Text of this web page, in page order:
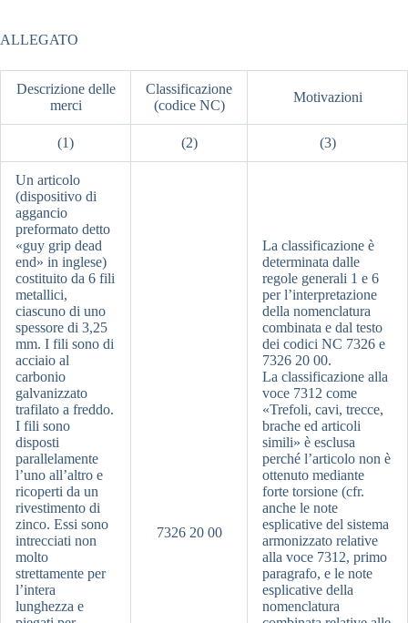
ALLEGATO
Descrizione delle
merci
Classificazione
(codice NC)
Motivazioni
(1) (2) (3)
Un articolo
(dispositivo di
aggancio
preformato detto
«guy grip dead
end» in inglese)
costituito da 6 fili
metallici,
ciascuno di uno
spessore di 3,25
mm. I fili sono di
acciaio al
carbonio
galvanizzato
trafilato a freddo.
I fili sono
disposti
parallelamente
l’uno all’altro e
ricoperti da un
rivestimento di
zinco. Essi sono
intrecciati non
molto
strettamente per
l’intera
lunghezza e
7326 20 00
La classificazione è
determinata dalle
regole generali 1 e 6
per l’interpretazione
della nomenclatura
combinata e dal testo
dei codici NC 7326 e
7326 20 00.
La classificazione alla
voce 7312 come
«Trefoli, cavi, trecce,
brache ed articoli
simili» è esclusa
perché l’articolo non è
ottenuto mediante
forte torsione (cfr.
anche le note
esplicative del sistema
armonizzato relative
alla voce 7312, primo
paragrafo, e le note
esplicative della
nomenclatura